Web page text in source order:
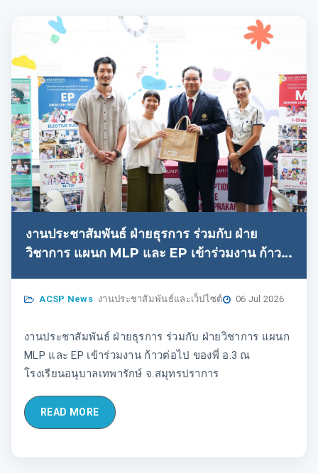
งานประชาสัมพันธ์ ฝ่ายธุรการ ร่วมกับ ฝ่าย
วิชาการ แผนก MLP และ EP เข้าร่วมงาน ก้าว
ACSP News งานประชาสัมพันธ์และเว็ปไซต์ 06 Jul 2026
งานประชาสัมพันธ์ ฝ่ายธุรการ ร่วมกับ ฝ่ายวิชาการ แผนก
MLP และ EP เข้าร่วมงาน ก้าวต่อไป ของพี่ อ.3 ณ
โรงเรียนอนุบาลเทพารักษ์ จ.สมุทรปราการ
READ MORE